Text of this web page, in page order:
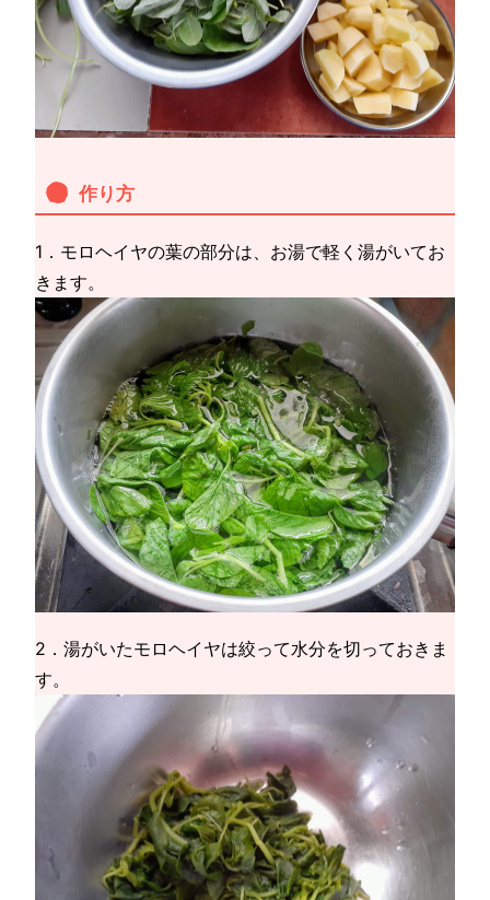
作り方
1．モロヘイヤの葉の部分は、お湯で軽く湯がいてお
きます。
2．湯がいたモロヘイヤは絞って水分を切っておきま
す。